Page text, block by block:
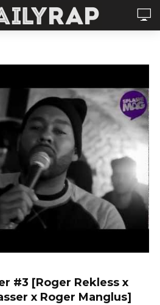
#3 [Roger Rekless x
x Roger Manglus]